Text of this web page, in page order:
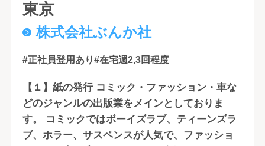
東京
株式会社ぶんか社
#正社員登用あり#在宅週2,3回程度
【１】紙の発行 コミック・ファッション・車な
どのジャンルの出版業をメインとしておりま
す。 コミックではボーイズラブ、ティーンズラ
ブ、ホラー、サスペンスが人気で、ファッショ